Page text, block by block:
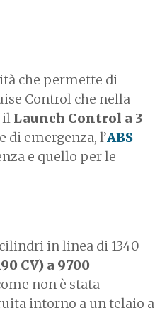
che permette di
Control che nella
il Launch Control a 3
emergenza, l’ABS
e quello per le
in linea di 1340
CV) a 9700
non è stata
intorno a un telaio a